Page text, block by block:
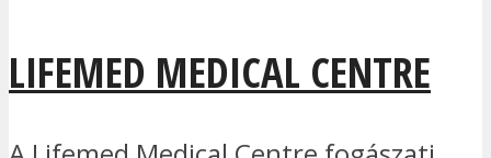
LIFEMED MEDICAL CENTRE